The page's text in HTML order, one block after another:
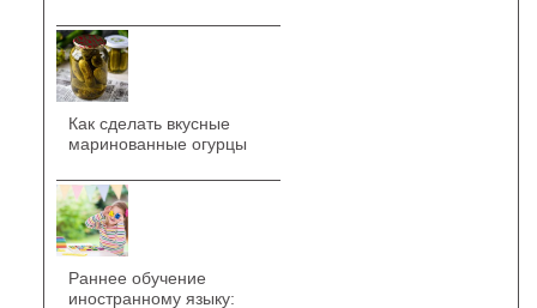
Как сделать вкусные
маринованные огурцы
Раннее обучение
иностранному языку: